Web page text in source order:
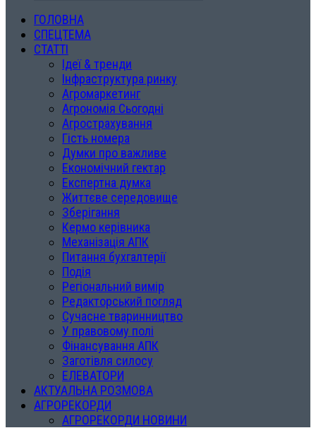
ГОЛОВНА
СПЕЦТЕМА
СТАТТІ
Ідеї & тренди
Інфраструктура ринку
Агромаркетинг
Агрономія Сьогодні
Агрострахування
Гість номера
Думки про важливе
Економічний гектар
Експертна думка
Життєве середовище
Зберігання
Кермо керівника
Механізація АПК
Питання бухгалтерії
Подія
Регіональний вимір
Редакторський погляд
Сучасне тваринництво
У правовому полі
Фінансування АПК
Заготівля силосу
ЕЛЕВАТОРИ
АКТУАЛЬНА РОЗМОВА
АГРОРЕКОРДИ
АГРОРЕКОРДИ НОВИНИ